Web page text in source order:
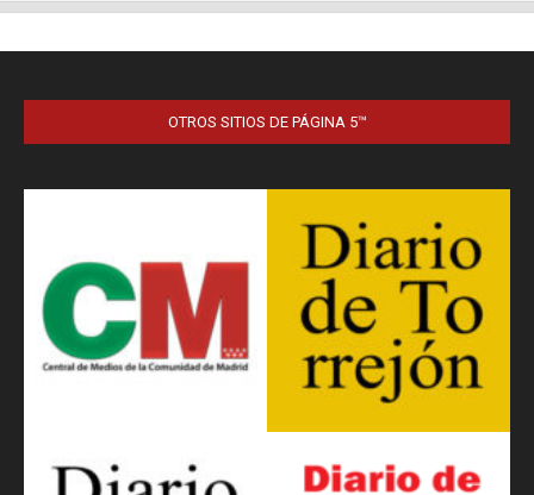
OTROS SITIOS DE PÁGINA 5™